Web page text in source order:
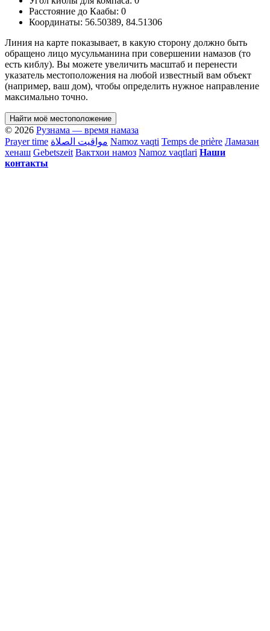
Расстояние до Каабы: 0
Координаты: 56.50389, 84.51306
Линия на карте показывает, в какую сторону должно быть
обращено лицо мусульманина при совершении намазов (то
есть киблу). Вы можете увеличить масштаб и перенести
указатель местоположения на любой известный вам объект
(например, ваш дом), чтобы определить нужное направление
максимально точно.
Найти моё местоположение
© 2026 Рузнама — время намаза
Prayer time مواقيت الصلاة Namoz vaqti Temps de prière Ламазан
хенаш Gebetszeit Вактхои намоз Namoz vaqtlari Наши
контакты